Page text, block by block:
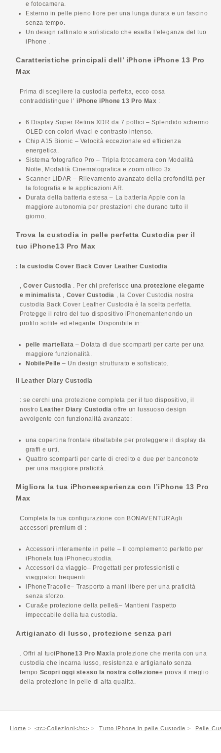
e fotocamera.
Esterno in pelle pieno fiore per una lunga durata e un fascino
senza tempo.
Un design raffinato e sofisticato che esalta l’eleganza del tuo
iPhone .
Caratteristiche principali dell’ iPhone iPhone 13 Pro
Max
Prima di scegliere la custodia perfetta, ecco cosa
contraddistingue l’ iPhone iPhone 13 Pro Max :
6.Display Super Retina XDR da 7 pollici – Splendido schermo
OLED con colori vivaci e contrasto intenso.
Chip A15 Bionic – Velocità eccezionale ed efficienza
energetica.
Sistema fotografico Pro – Tripla fotocamera con Modalità
Notte, Modalità Cinematografica e zoom ottico 3x.
Scanner LiDAR – Rilevamento avanzato della profondità per
la fotografia e le applicazioni AR.
Durata della batteria estesa – La batteria Apple con la
maggiore autonomia per prestazioni che durano tutto il
giorno.
Trova la custodia in pelle perfetta Custodia per il
tuo iPhone13 Pro Max
: la custodiaCover BackCover LeatherCustodia
,Cover Custodia . Per chi preferisce una protezione elegante
e minimalista , Cover Custodia , la Cover Custodia nostra
custodia BackCover Leather Custodia è la scelta perfetta.
Protegge il retro del tuo dispositivo iPhonemantenendo un
profilo sottile ed elegante. Disponibile in:
pelle martellata – Dotata di due scomparti per carte per una
maggiore funzionalità.
Nobile Pelle – Un design strutturato e sofisticato.
Il Leather DiaryCustodia
: se cerchi una protezione completa per il tuo dispositivo, il
nostro Leather Diary Custodia offre un lussuoso design
avvolgente con funzionalità avanzate:
una copertina frontale ribaltabile per proteggere il display da
graffi e urti.
Quattro scomparti per carte di credito e due per banconote
per una maggiore praticità.
Migliora la tua iPhoneesperienza con l’iPhone 13 Pro
Max
Completa la tua configurazione con BONAVENTURAgli
accessori premium di :
Accessori interamente in pelle – Il complemento perfetto per
iPhone la tua iPhonecustodia.
Accessori da viaggio– Progettati per professionisti e
viaggiatori frequenti.
iPhoneTracolle– Trasporto a mani libere per una praticità
senza sforzo.
Cura&e protezione della pelle&– Mantieni l'aspetto
impeccabile della tua custodia.
Artigianato di lusso, protezione senza pari
. Offri al tuoiPhone13 Pro Max la protezione che merita con una
custodia che incarna lusso, resistenza e artigianato senza
tempo.Scopri oggi stesso la nostra collezionee prova il meglio
della protezione in pelle di alta qualità.
Home <tc>Collezioni</tc> TuttoiPhone in pelle Custodie Pelle